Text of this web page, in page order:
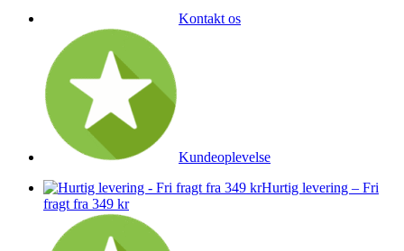
Kontakt os
Kundeoplevelse
Hurtig levering – Fri
fragt fra 349 kr